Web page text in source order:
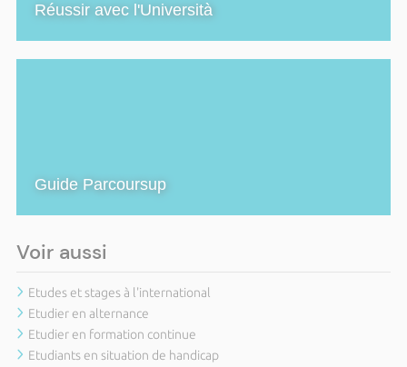
Réussir avec l'Università
Guide Parcoursup
Voir aussi
Etudes et stages à l'international
Etudier en alternance
Etudier en formation continue
Etudiants en situation de handicap